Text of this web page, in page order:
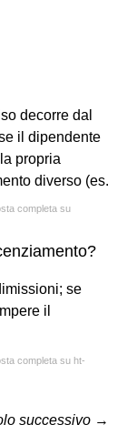
decorre dal
il dipendente
propria
diverso (es.
completa su
se
il
completa su ht-
successivo →